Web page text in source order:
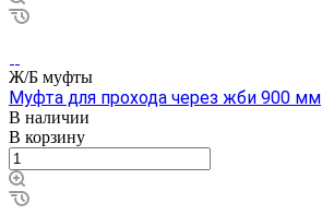
Ж/Б муфты
Муфта для прохода через жби 900 мм
В наличии
В корзину